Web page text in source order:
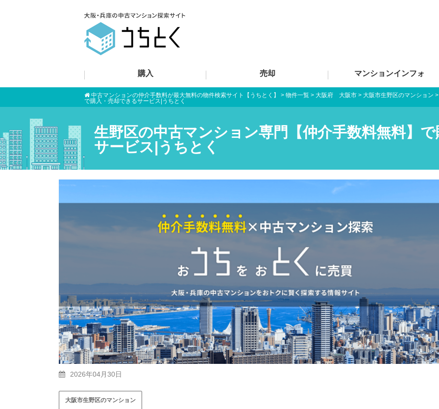
購入 売却 マンションインフォ
中古マンションの仲介手数料が最大無料の物件検索サイト【うちとく】 > 物件一覧 > 大阪府 大阪市 > 大阪市生野区のマンション >
で購入・売却できるサービス|うちとく
生野区の中古マンション専門【仲介手数料無料】
サービス|うちとく
2026年04月30日
大阪市生野区のマンション